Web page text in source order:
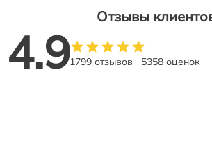
Отзывы
4.91799 отзывов 5358 оценок